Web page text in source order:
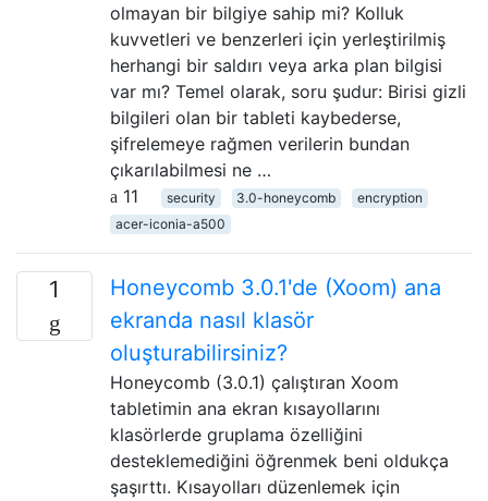
olmayan bir bilgiye sahip mi? Kolluk
kuvvetleri ve benzerleri için yerleştirilmiş
herhangi bir saldırı veya arka plan bilgisi
var mı? Temel olarak, soru şudur: Birisi gizli
bilgileri olan bir tableti kaybederse,
şifrelemeye rağmen verilerin bundan
çıkarılabilmesi ne …
11
security 3.0-honeycomb
encryption
acer-iconia-a500
1
Honeycomb 3.0.1'de (Xoom) ana
ekranda nasıl klasör
oluşturabilirsiniz?
Honeycomb (3.0.1) çalıştıran Xoom
tabletimin ana ekran kısayollarını
klasörlerde gruplama özelliğini
desteklemediğini öğrenmek beni oldukça
şaşırttı. Kısayolları düzenlemek için